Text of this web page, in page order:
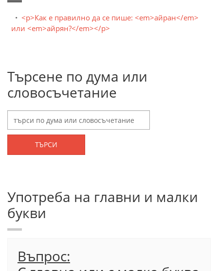
<p>Как е правилно да се пише: <em>айран</em>
или <em>айрян?</em></p>
Търсене по дума или
словосъчетание
ТЪРСИ
Употреба на главни и малки
букви
Въпрос: